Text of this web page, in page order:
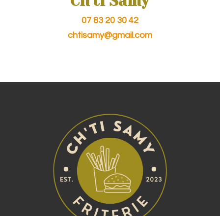
07 83 20 30 42
chtisamy@gmail.com